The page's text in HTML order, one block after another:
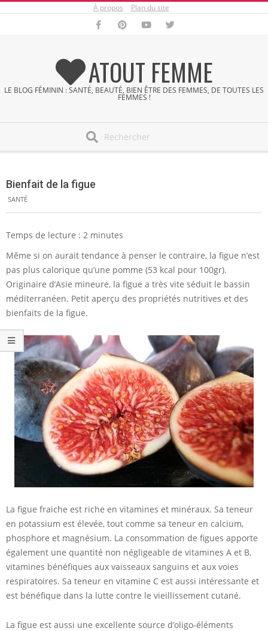
À propos Plan du site
ATOUT FEMME
LE BLOG FÉMININ : SANTÉ, BEAUTÉ, BIEN ÊTRE DES FEMMES, DE TOUTES LES
FEMMES !
Menu
Bienfait de la figue
SANTÉ
Temps de lecture : 2 minutes
Même si on aurait tendance à penser le contraire, la figue n’est
pas plus calorique qu’une pomme (53 kcal pour 100gr).
Originaire d’Asie mineure, la figue a très vite séduit le bassin
méditerranéen. Petit aperçu des propriétés nutritives et des
bienfaits de la figue.
La figue fraiche est riche en vitamines et minéraux. Sa teneur
en potassium est élevée, tout comme sa teneur en calcium,
phosphore et magnésium. La consommation de figues apporte
également une quantité non négligeable de vitamines A et B,
vitamines bénéfiques aux vaisseaux sanguins et aux voies
respiratoires. Sa teneur en vitamine C est aussi intéressante et
est bénéfique dans la lutte contre le vieillissement cutané.
La figue est aussi une excellente source d’oligo-éléments